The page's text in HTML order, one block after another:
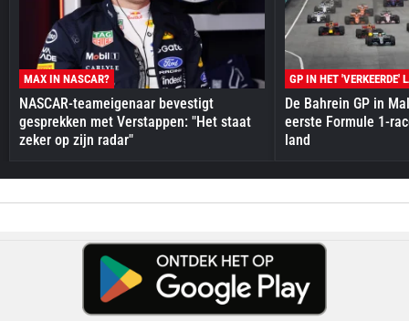
MAX IN NASCAR?
NASCAR-teameigenaar bevestigt
gesprekken met Verstappen: "Het staat
zeker op zijn radar"
GP IN HET 'VERKEERDE'
De Bahrein GP in
eerste Formule 1-
land